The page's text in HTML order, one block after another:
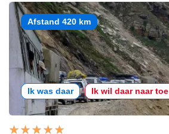
Afstand 420 km
Ik was daar Ik wil daar naar toe